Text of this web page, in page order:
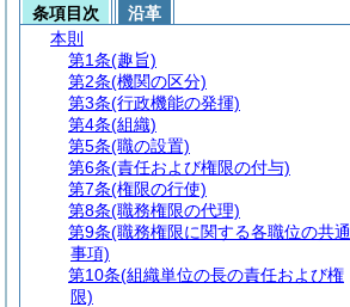
条項目次
沿革
本則
第1条(趣旨)
第2条(機関の区分)
第3条(行政機能の発揮)
第4条(組織)
第5条(職の設置)
第6条(責任および権限の付与)
第7条(権限の行使)
第8条(職務権限の代理)
第9条(職務権限に関する各職位の共通
事項)
第10条(組織単位の長の責任および権
限)